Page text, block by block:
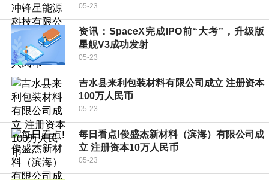
05-23
资讯：SpaceX完成IPO前“大考”，升级版
星舰V3成功发射
05-23
吉水县来利包装材料有限公司成立 注册资本
100万人民币
05-23
每日看点!俊盛杰新材料（滨海）有限公司成
立 注册资本10万人民币
05-23